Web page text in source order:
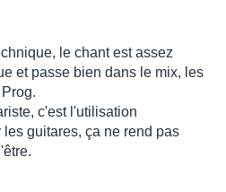
le chant est assez
et passe bien dans le mix, les
c'est l'utilisation
guitares, ça ne rend pas